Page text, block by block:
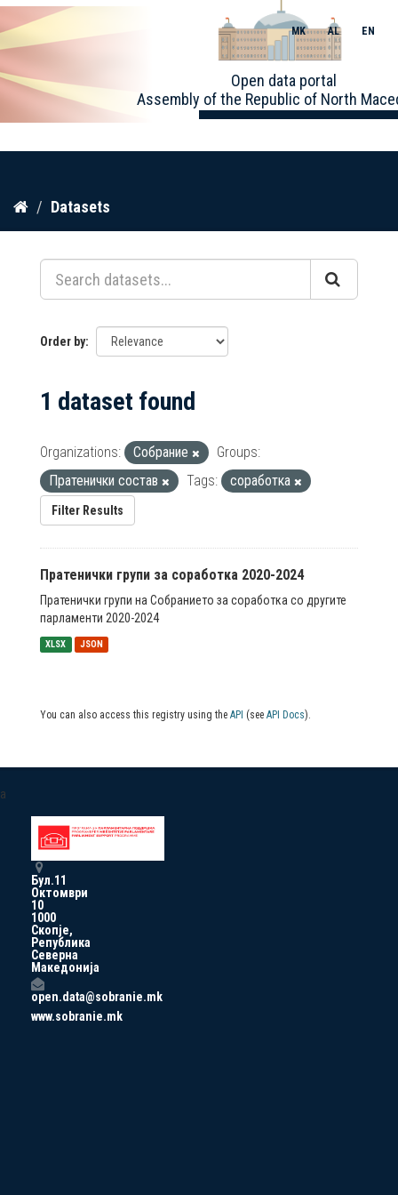
Skip
content
Open data portal
Assembly of the Republic of North
MK AL EN
Datasets
Order by
1 dataset found
Organizations: Собрание
Groups:
Пратенички состав
Tags: соработка
Filter Results
Пратенички групи за соработка 2020-2024
Пратенички групи на Собранието за соработка со другите
парламенти 2020-2024
XLSX JSON
You can also access this registry using the API (see API Docs).
a
Бул.11
Октомври
10
1000
Скопје,
Република
Северна
Македонија
open.data@sobranie.mk
www.sobranie.mk